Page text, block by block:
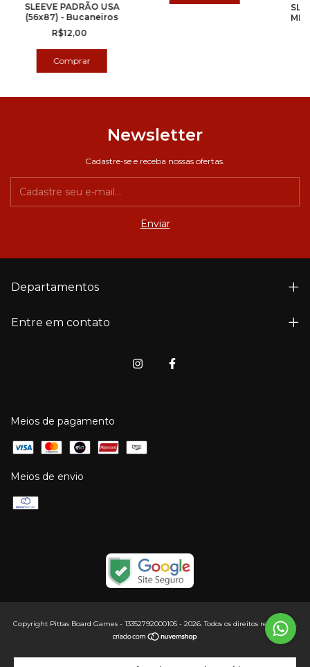
SLEEVE PADRÃO USA
(56x87) - Bucaneiros
R$12,00
MM
Newsletter
Cadastre-se e receba nossas ofertas.
Departamentos
Entre em contato
Meios de pagamento
Meios de envio
Copyright Pittas Board Games - 13352792000105 - 2026. Todos os direitos reservados.